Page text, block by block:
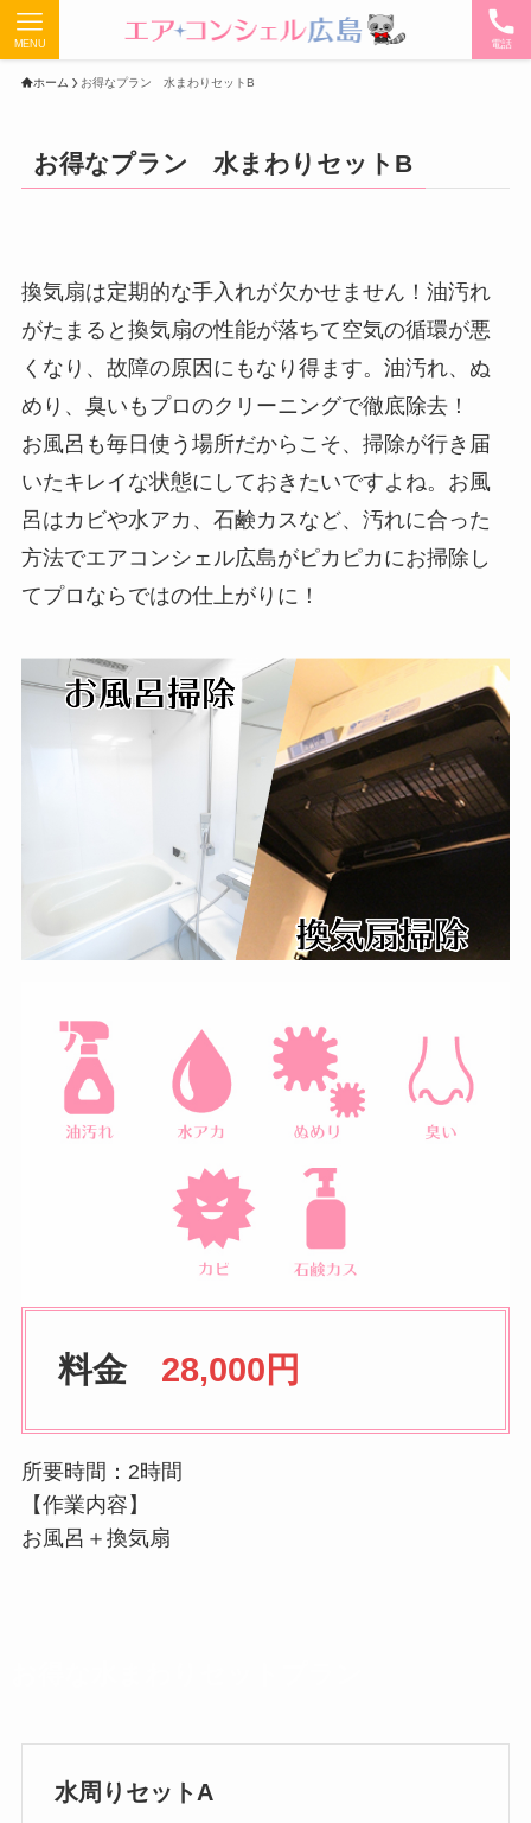
電話
MENU
ホーム お得なプラン 水まわりセットB
お得なプラン 水まわりセットB
換気扇は定期的な手入れが欠かせません！油汚れ
がたまると換気扇の性能が落ちて空気の循環が悪
くなり、故障の原因にもなり得ます。油汚れ、ぬ
めり、臭いもプロのクリーニングで徹底除去！
お風呂も毎日使う場所だからこそ、掃除が行き届
いたキレイな状態にしておきたいですよね。お風
呂はカビや水アカ、石鹸カスなど、汚れに合った
方法でエアコンシェル広島がピカピカにお掃除し
てプロならではの仕上がりに！
料金 28,000円
所要時間：2時間
【作業内容】
お風呂＋換気扇
水周りセットA